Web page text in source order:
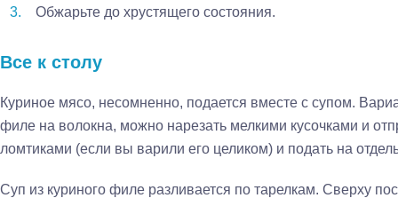
Обжарьте до хрустящего состояния.
Все к столу
Куриное мясо, несомненно, подается вместе с супом.
филе на волокна, можно нарезать мелкими кусочками и
ломтиками (если вы варили его целиком) и подать на
Суп из куриного филе разливается по тарелкам. Сверху